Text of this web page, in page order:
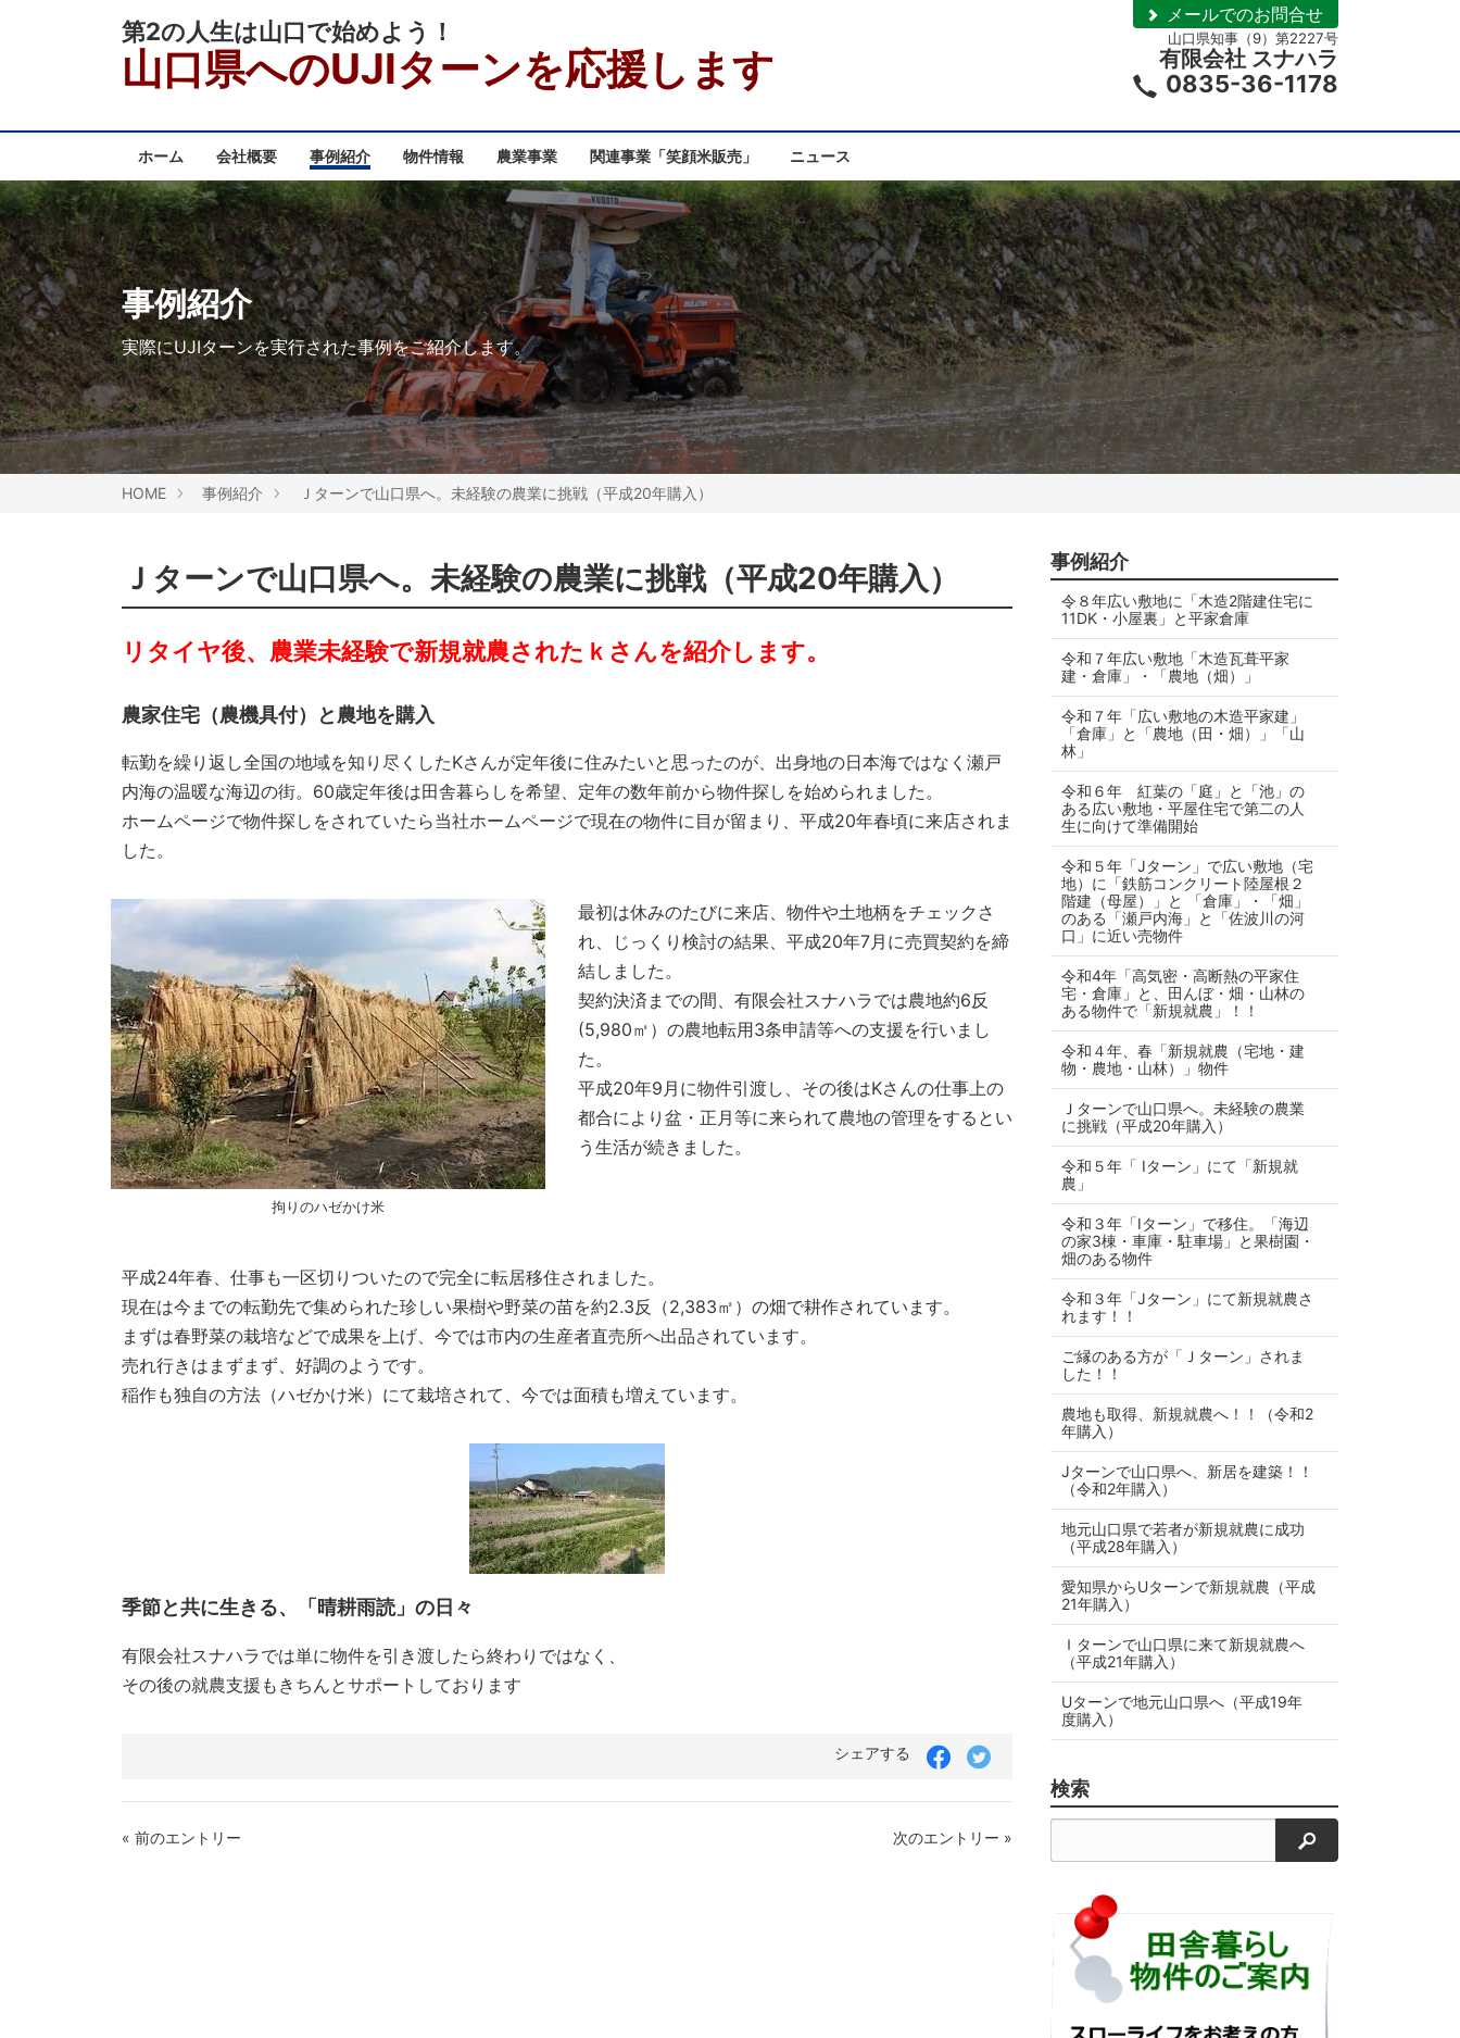
第2の人生は山口で始めよう！
山口県へのUJIターンを応援します
メールでのお問合せ
山口県知事（9）第2227号
有限会社 スナハラ
0835-36-1178
ホーム 会社概要 事例紹介 物件情報 農業事業 関連事業「笑顔米販売」 ニュース
事例紹介
実際にUJIターンを実行された事例をご紹介します。
HOME 事例紹介 Ｊターンで山口県へ。未経験の農業に挑戦（平成20年購入）
Ｊターンで山口県へ。未経験の農業に挑戦（平成20年購入）
リタイヤ後、農業未経験で新規就農されたｋさんを紹介します。
農家住宅（農機具付）と農地を購入
転勤を繰り返し全国の地域を知り尽くしたKさんが定年後に住みたいと思ったのが、出身地の日本海ではなく瀬戸
内海の温暖な海辺の街。60歳定年後は田舎暮らしを希望、定年の数年前から物件探しを始められました。
ホームページで物件探しをされていたら当社ホームページで現在の物件に目が留まり、平成20年春頃に来店されま
した。
拘りのハゼかけ米
最初は休みのたびに来店、物件や土地柄をチェックさ
れ、じっくり検討の結果、平成20年7月に売買契約を締
結しました。
契約決済までの間、有限会社スナハラでは農地約6反
(5,980㎡）の農地転用3条申請等への支援を行いまし
た。
平成20年9月に物件引渡し、その後はKさんの仕事上の
都合により盆・正月等に来られて農地の管理をするとい
う生活が続きました。
平成24年春、仕事も一区切りついたので完全に転居移住されました。
現在は今までの転勤先で集められた珍しい果樹や野菜の苗を約2.3反（2,383㎡）の畑で耕作されています。
まずは春野菜の栽培などで成果を上げ、今では市内の生産者直売所へ出品されています。
売れ行きはまずまず、好調のようです。
稲作も独自の方法（ハゼかけ米）にて栽培されて、今では面積も増えています。
季節と共に生きる、「晴耕雨読」の日々
有限会社スナハラでは単に物件を引き渡したら終わりではなく、
その後の就農支援もきちんとサポートしております
シェアする
Facebook
ェ
す
Twitter
ェ
す
« 前のエントリー 次のエントリー »
事例紹介
令８年広い敷地に「木造2階建住宅に
11DK・小屋裏」と平家倉庫
令和７年広い敷地「木造瓦葺平家
建・倉庫」・「農地（畑）」
令和７年「広い敷地の木造平家建」
「倉庫」と「農地（田・畑）」「山
林」
令和６年 紅葉の「庭」と「池」の
ある広い敷地・平屋住宅で第二の人
生に向けて準備開始
令和５年「Jターン」で広い敷地（宅
地）に「鉄筋コンクリート陸屋根２
階建（母屋）」と 「倉庫」・「畑」
のある「瀬戸内海」と「佐波川の河
口」に近い売物件
令和4年「高気密・高断熱の平家住
宅・倉庫」と、田んぼ・畑・山林の
ある物件で「新規就農」！！
令和４年、春「新規就農（宅地・建
物・農地・山林）」物件
Ｊターンで山口県へ。未経験の農業
に挑戦（平成20年購入）
令和５年「 Iターン」にて「新規就
農」
令和３年「Iターン」で移住。「海辺
の家3棟・車庫・駐車場」と果樹園・
畑のある物件
令和３年「Jターン」にて新規就農さ
れます！！
ご縁のある方が「Ｊターン」されま
した！！
農地も取得、新規就農へ！！（令和2
年購入）
Jターンで山口県へ、新居を建築！！
（令和2年購入）
地元山口県で若者が新規就農に成功
（平成28年購入）
愛知県からUターンで新規就農（平成
21年購入）
Ｉターンで山口県に来て新規就農へ
（平成21年購入）
Uターンで地元山口県へ（平成19年
度購入）
検索
検索